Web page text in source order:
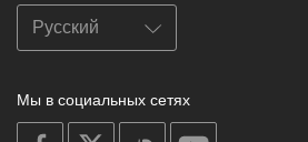
Мы в социальных сетях
on